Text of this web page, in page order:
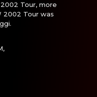
Tour, more
2002 Tour was